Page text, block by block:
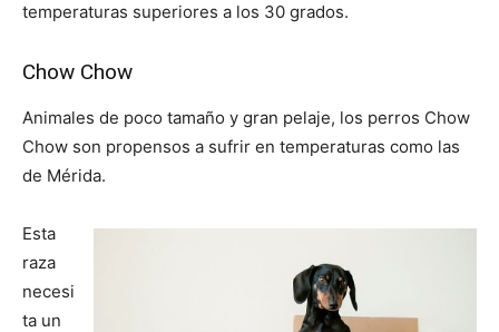
temperaturas superiores a los 30 grados.
Chow Chow
Animales de poco tamaño y gran pelaje, los perros Chow
Chow son propensos a sufrir en temperaturas como las
de Mérida.
Esta
raza
necesi
ta un